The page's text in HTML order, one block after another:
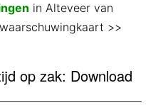
in Alteveer van
>>
op zak: Download